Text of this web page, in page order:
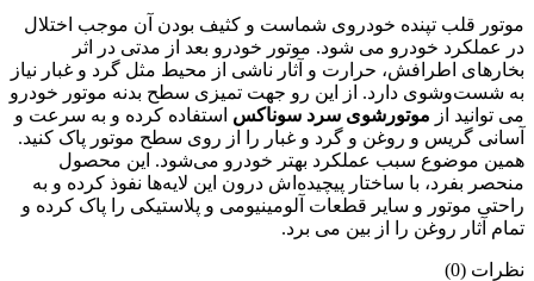
موتور قلب تپنده خودروی شماست و کثیف بودن آن موجب اختلال
در عملکرد خودرو می شود. موتور خودرو بعد از مدتی در اثر
بخارهای اطرافش، حرارت و آثار ناشی از محیط مثل گرد و غبار نیاز
به شست‌وشوی دارد. از این رو جهت تمیزی سطح بدنه موتور خودرو
می توانید از موتورشوی سرد سوناکس استفاده کرده و به سرعت و
آسانی گریس و روغن و گرد و غبار را از روی سطح موتور پاک کنید.
همین موضوع سبب عملکرد بهتر خودرو می‌شود. این محصول
منحصر بفرد، با ساختار پیچیده‌اش درون این لایه‌ها نفوذ کرده و به
راحتی موتور و سایر قطعات آلومینیومی و پلاستیکی را پاک کرده و
تمام آثار روغن را از بین می برد.
نظرات (0)